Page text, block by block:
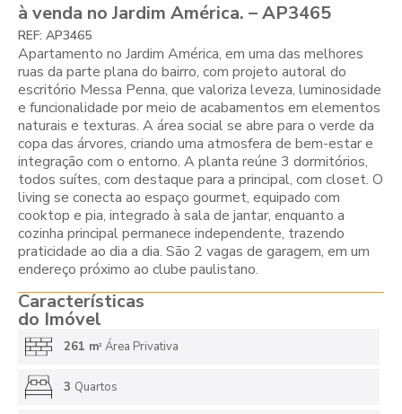
à venda no Jardim América. – AP3465
REF: AP3465
Apartamento no Jardim América, em uma das melhores
ruas da parte plana do bairro, com projeto autoral do
escritório Messa Penna, que valoriza leveza, luminosidade
e funcionalidade por meio de acabamentos em elementos
naturais e texturas. A área social se abre para o verde da
copa das árvores, criando uma atmosfera de bem-estar e
integração com o entorno. A planta reúne 3 dormitórios,
todos suítes, com destaque para a principal, com closet. O
living se conecta ao espaço gourmet, equipado com
cooktop e pia, integrado à sala de jantar, enquanto a
cozinha principal permanece independente, trazendo
praticidade ao dia a dia. São 2 vagas de garagem, em um
endereço próximo ao clube paulistano.
Características
do Imóvel
261 m2 Área Privativa
3 Quartos